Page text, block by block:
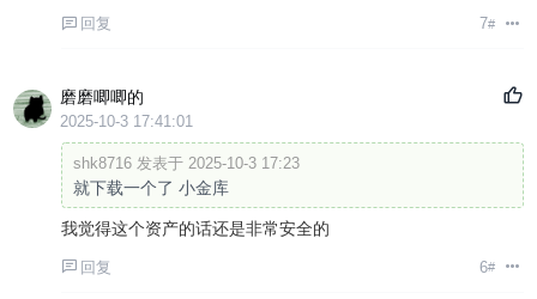
回复 7#
磨磨唧唧的
2025-10-3 17:41:01
shk8716 发表于 2025-10-3 17:23
就下载一个了 小金库
我觉得这个资产的话还是非常安全的
回复 6#